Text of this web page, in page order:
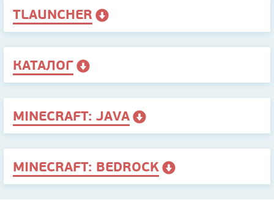
TLAUNCHER
КАТАЛОГ
MINECRAFT: JAVA
MINECRAFT: BEDROCK